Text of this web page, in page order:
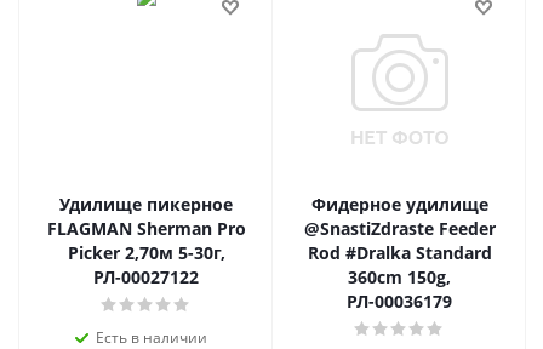
Удилище пикерное
FLAGMAN Sherman Pro
Picker 2,70м 5-30г,
РЛ-00027122
Есть в наличии
Фидерное удилище
@SnastiZdraste Feeder
Rod #Dralka Standard
360cm 150g,
РЛ-00036179